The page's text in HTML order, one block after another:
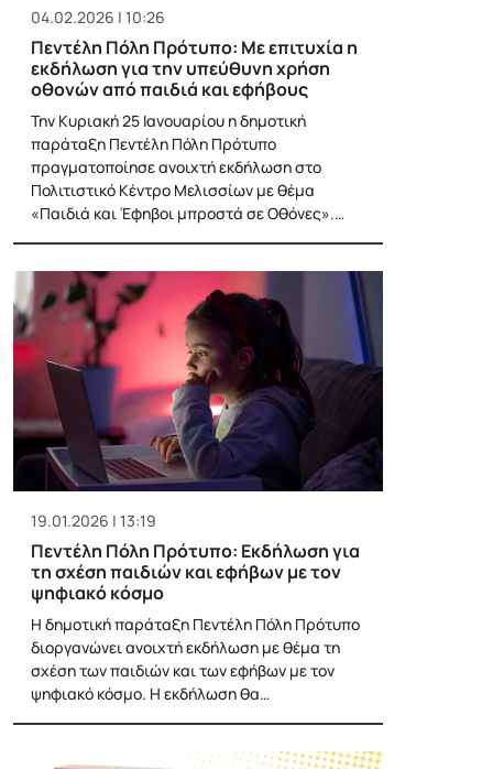
04.02.2026 | 10:26
Πεντέλη Πόλη Πρότυπο: Με επιτυχία η
εκδήλωση για την υπεύθυνη χρήση
οθονών από παιδιά και εφήβους
Την Κυριακή 25 Ιανουαρίου η δημοτική
παράταξη Πεντέλη Πόλη Πρότυπο
πραγματοποίησε ανοιχτή εκδήλωση στο
Πολιτιστικό Κέντρο Μελισσίων με θέμα
«Παιδιά και Έφηβοι μπροστά σε Οθόνες».…
19.01.2026 | 13:19
Πεντέλη Πόλη Πρότυπο: Εκδήλωση για
τη σχέση παιδιών και εφήβων με τον
ψηφιακό κόσμο
Η δημοτική παράταξη Πεντέλη Πόλη Πρότυπο
διοργανώνει ανοιχτή εκδήλωση με θέμα τη
σχέση των παιδιών και των εφήβων με τον
ψηφιακό κόσμο. Η εκδήλωση θα…